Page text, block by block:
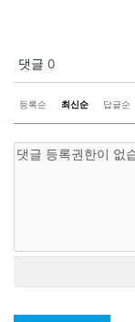
댓글 0
등록순 최신순 답글순